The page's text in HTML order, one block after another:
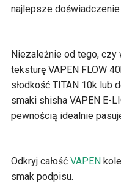
najlepsze doświadczenie
Niezależnie od tego, czy
teksturę VAPEN FLOW
słodkość TITAN 10k lub
smaki shisha VAPEN E-
pewnością idealnie
Odkryj całośćVAPEN
smak podpisu.